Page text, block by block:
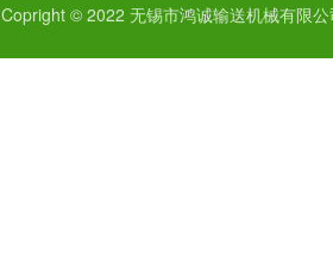
Copright © 2022 无锡市鸿诚输送机械有限